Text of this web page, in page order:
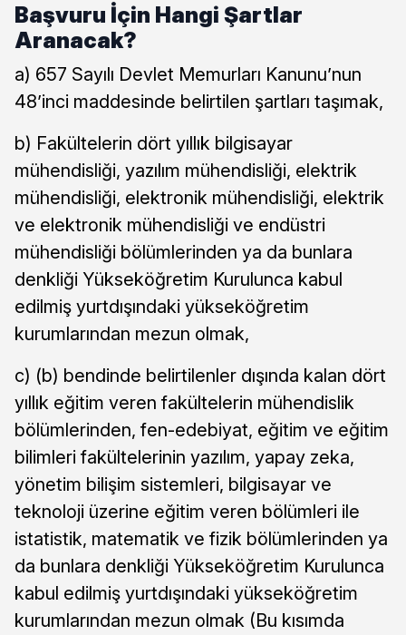
Başvuru İçin Hangi Şartlar
Aranacak?
a) 657 Sayılı Devlet Memurları Kanunu’nun
48’inci maddesinde belirtilen şartları taşımak,
b) Fakültelerin dört yıllık bilgisayar
mühendisliği, yazılım mühendisliği, elektrik
mühendisliği, elektronik mühendisliği, elektrik
ve elektronik mühendisliği ve endüstri
mühendisliği bölümlerinden ya da bunlara
denkliği Yükseköğretim Kurulunca kabul
edilmiş yurtdışındaki yükseköğretim
kurumlarından mezun olmak,
c) (b) bendinde belirtilenler dışında kalan dört
yıllık eğitim veren fakültelerin mühendislik
bölümlerinden, fen-edebiyat, eğitim ve eğitim
bilimleri fakültelerinin yazılım, yapay zeka,
yönetim bilişim sistemleri, bilgisayar ve
teknoloji üzerine eğitim veren bölümleri ile
istatistik, matematik ve fizik bölümlerinden ya
da bunlara denkliği Yükseköğretim Kurulunca
kabul edilmiş yurtdışındaki yükseköğretim
kurumlarından mezun olmak (Bu kısımda